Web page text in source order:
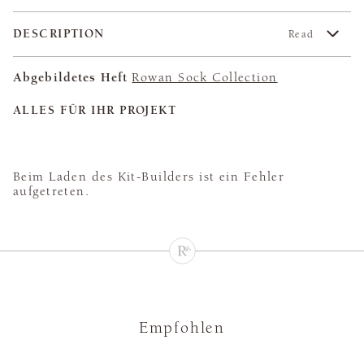
DESCRIPTION Read
Abgebildetes Heft Rowan Sock Collection
ALLES FÜR IHR PROJEKT
Beim Laden des Kit-Builders ist ein Fehler
aufgetreten.
Empfohlen